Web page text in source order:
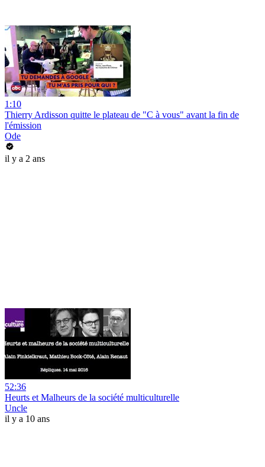
1:10
Thierry Ardisson quitte le plateau de "C à vous" avant la fin de
l'émission
Ode
il y a 2 ans
52:36
Heurts et Malheurs de la société multiculturelle
Uncle
il y a 10 ans